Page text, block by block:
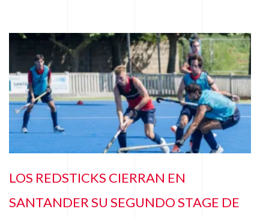
LOS REDSTICKS CIERRAN EN
SANTANDER SU SEGUNDO STAGE DE